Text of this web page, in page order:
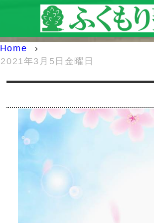
Home
›
2021年3月5日金曜日